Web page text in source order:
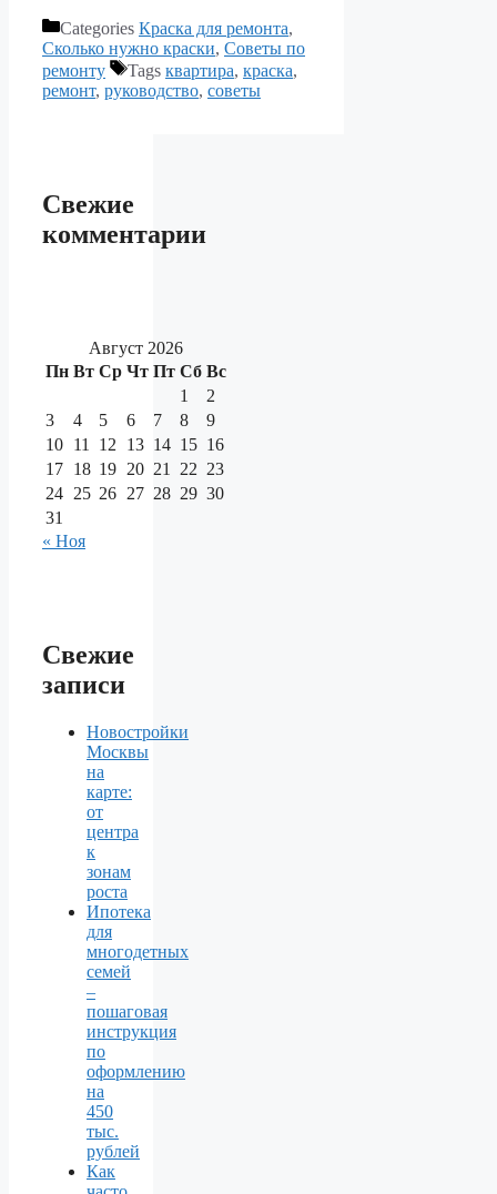
Categories Краска для ремонта,
Сколько нужно краски, Советы по
ремонту
Tags квартира, краска,
ремонт, руководство, советы
Свежие
комментарии
Август 2026
Пн Вт Ср Чт Пт Сб Вс
1
2
3
4 5 6 7 8
9
10 11 12 13 14 15 16
17 18 19 20 21 22 23
24 25 26 27 28 29 30
31
« Ноя
Свежие
записи
Новостройки
Москвы
на
карте:
от
центра
к
зонам
роста
Ипотека
для
многодетных
семей
–
пошаговая
инструкция
по
оформлению
на
450
тыс.
рублей
Как